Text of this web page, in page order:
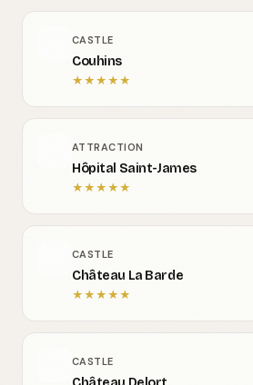
CASTLE
Couhins
★★★★★
ATTRACTION
Hôpital Saint-James
★★★★★
CASTLE
Château La Barde
★★★★★
CASTLE